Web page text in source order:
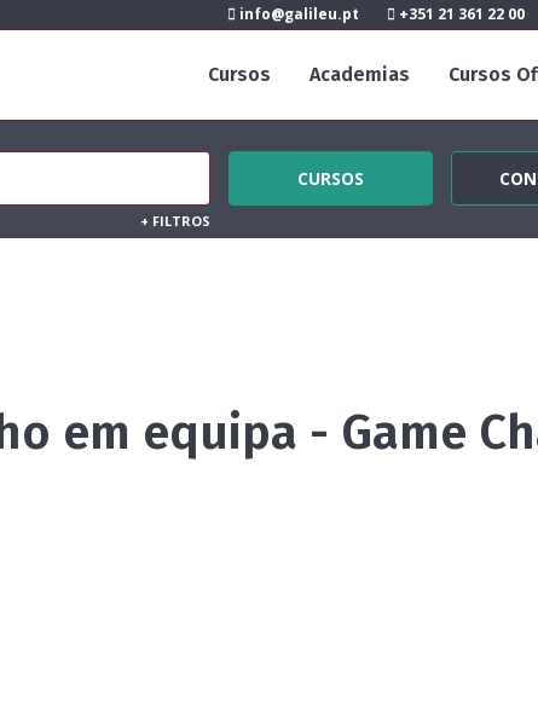
info@galileu.pt +351 21 361 22 00
Cursos Academias Cursos
CURSOS
+ FILTROS
em equipa - Game